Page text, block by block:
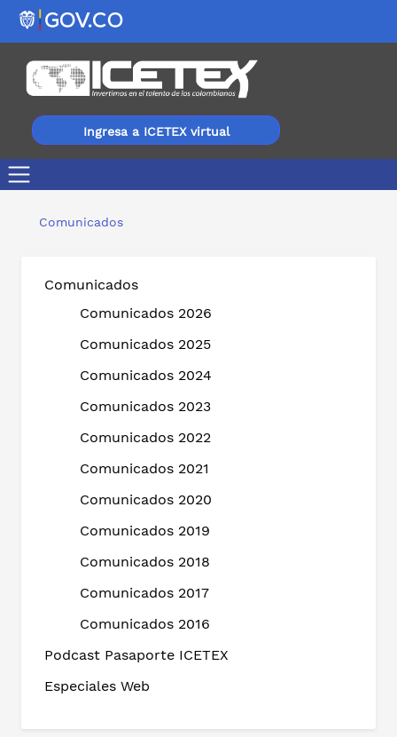
Ingresa a ICETEX virtual
Comunicados
Comunicados
Comunicados 2026
Comunicados 2025
Comunicados 2024
Comunicados 2023
Comunicados 2022
Comunicados 2021
Comunicados 2020
Comunicados 2019
Comunicados 2018
Comunicados 2017
Comunicados 2016
Podcast Pasaporte ICETEX
Especiales Web